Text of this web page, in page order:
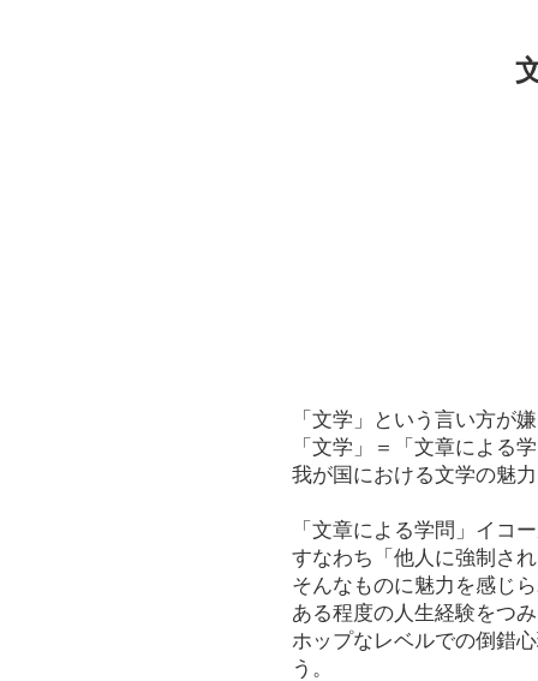
「文学」という言い方が
「文学」＝「文章による
我が国における文学の魅
「文章による学問」イコ
すなわち「他人に強制さ
そんなものに魅力を感じ
ある程度の人生経験をつ
ホップなレベルでの倒錯
う。